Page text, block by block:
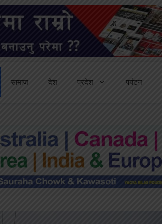
सामाज देश प्रदेश पर्यटन